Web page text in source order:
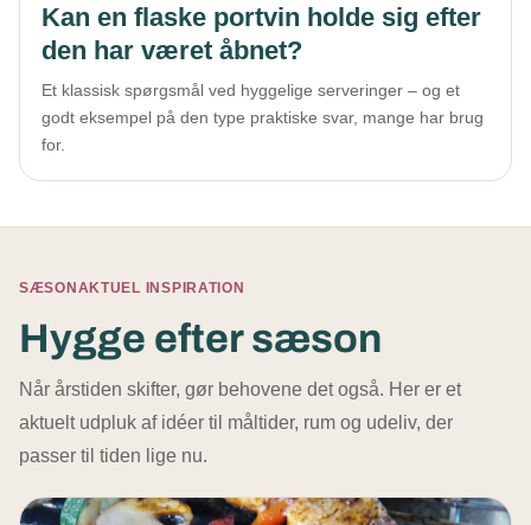
Kan en flaske portvin holde sig efter
den har været åbnet?
Et klassisk spørgsmål ved hyggelige serveringer – og et
godt eksempel på den type praktiske svar, mange har brug
for.
SÆSONAKTUEL INSPIRATION
Hygge efter sæson
Når årstiden skifter, gør behovene det også. Her er et
aktuelt udpluk af idéer til måltider, rum og udeliv, der
passer til tiden lige nu.